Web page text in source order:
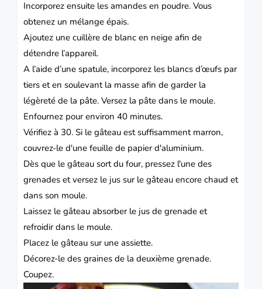
Incorporez ensuite les amandes en poudre. Vous
obtenez un mélange épais.
Ajoutez une cuillère de blanc en neige afin de
détendre l’appareil.
A l’aide d’une spatule, incorporez les blancs d’œufs par
tiers et en soulevant la masse afin de garder la
légèreté de la pâte. Versez la pâte dans le moule.
Enfournez pour environ 40 minutes.
Vérifiez à 30. Si le gâteau est suffisamment marron,
couvrez-le d'une feuille de papier d'aluminium.
Dès que le gâteau sort du four, pressez l'une des
grenades et versez le jus sur le gâteau encore chaud et
dans son moule.
Laissez le gâteau absorber le jus de grenade et
refroidir dans le moule.
Placez le gâteau sur une assiette.
Décorez-le des graines de la deuxième grenade.
Coupez.